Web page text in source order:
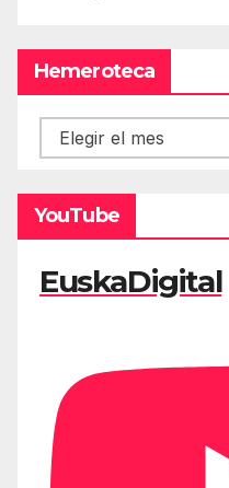
Hemeroteca
Hemeroteca
YouTube
EuskaDigital